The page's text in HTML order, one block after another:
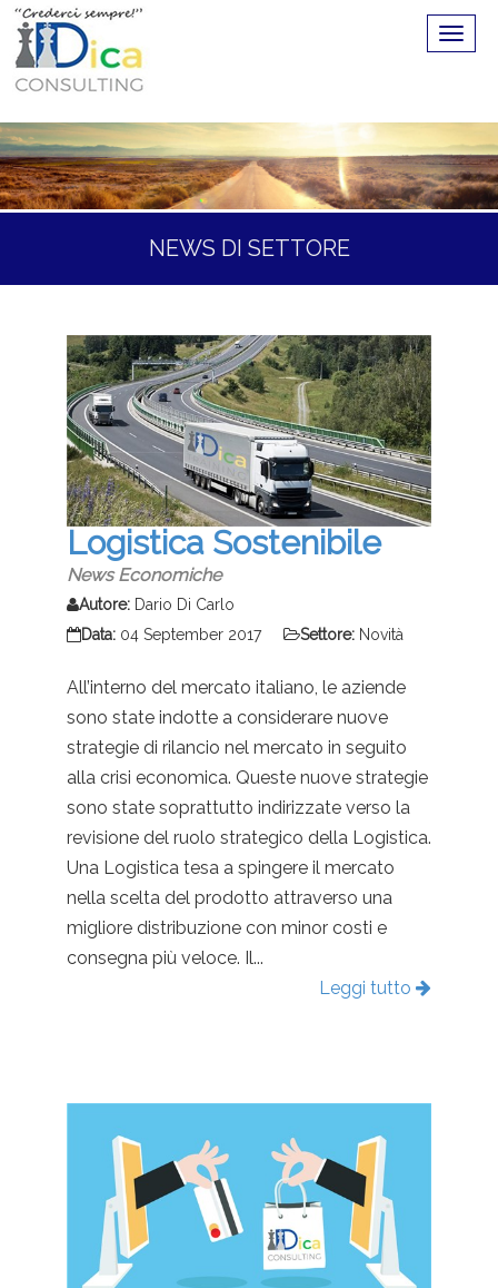
NEWS DI SETTORE
Logistica Sostenibile
News Economiche
Autore: Dario Di Carlo
Data: 04 September 2017 Settore: Novità
All’interno del mercato italiano, le aziende
sono state indotte a considerare nuove
strategie di rilancio nel mercato in seguito
alla crisi economica. Queste nuove strategie
sono state soprattutto indirizzate verso la
revisione del ruolo strategico della Logistica.
Una Logistica tesa a spingere il mercato
nella scelta del prodotto attraverso una
migliore distribuzione con minor costi e
consegna più veloce. Il...
Leggi tutto